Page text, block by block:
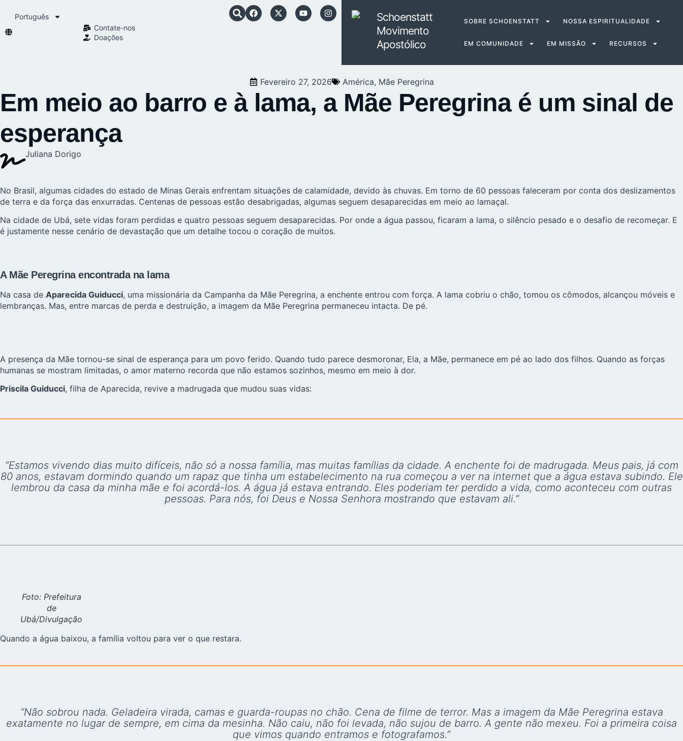
Português
Contate-nos
Doações
Schoenstatt
Movimento
Apostólico
SOBRE SCHOENSTATT NOSSA ESPIRITUALIDADE
EM COMUNIDADE EM MISSÃO RECURSOS
Fevereiro 27, 2026 América, Mãe Peregrina
Em meio ao barro e à lama, a Mãe Peregrina é um sinal de
esperança
Juliana Dorigo
No Brasil, algumas cidades do estado de Minas Gerais enfrentam situações de calamidade, devido às chuvas. Em torno de 60 pessoas faleceram por conta dos deslizamentos
de terra e da força das enxurradas. Centenas de pessoas estão desabrigadas, algumas seguem desaparecidas em meio ao lamaçal.
Na cidade de Ubá, sete vidas foram perdidas e quatro pessoas seguem desaparecidas. Por onde a água passou, ficaram a lama, o silêncio pesado e o desafio de recomeçar. E
é justamente nesse cenário de devastação que um detalhe tocou o coração de muitos.
A Mãe Peregrina encontrada na lama
Na casa de Aparecida Guiducci, uma missionária da Campanha da Mãe Peregrina, a enchente entrou com força. A lama cobriu o chão, tomou os cômodos, alcançou móveis e
lembranças. Mas, entre marcas de perda e destruição, a imagem da Mãe Peregrina permaneceu intacta. De pé.
A presença da Mãe tornou-se sinal de esperança para um povo ferido. Quando tudo parece desmoronar, Ela, a Mãe, permanece em pé ao lado dos filhos. Quando as forças
humanas se mostram limitadas, o amor materno recorda que não estamos sozinhos, mesmo em meio à dor.
Priscila Guiducci, filha de Aparecida, revive a madrugada que mudou suas vidas:
“Estamos vivendo dias muito difíceis, não só a nossa família, mas muitas famílias da cidade. A enchente foi de madrugada. Meus pais, já com
80 anos, estavam dormindo quando um rapaz que tinha um estabelecimento na rua começou a ver na internet que a água estava subindo. Ele
lembrou da casa da minha mãe e foi acordá-los. A água já estava entrando. Eles poderiam ter perdido a vida, como aconteceu com outras
pessoas. Para nós, foi Deus e Nossa Senhora mostrando que estavam ali.”
Foto: Prefeitura
de
Ubá/Divulgação
Quando a água baixou, a família voltou para ver o que restara.
“Não sobrou nada. Geladeira virada, camas e guarda-roupas no chão. Cena de filme de terror. Mas a imagem da Mãe Peregrina estava
exatamente no lugar de sempre, em cima da mesinha. Não caiu, não foi levada, não sujou de barro. A gente não mexeu. Foi a primeira coisa
que vimos quando entramos e fotografamos.”